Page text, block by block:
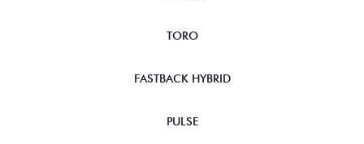
TORO
FASTBACK HYBRID
PULSE